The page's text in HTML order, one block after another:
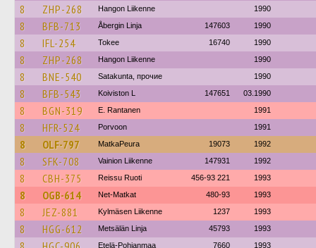
8 ZHP-268 Hangon Liikenne 1990
8 BFB-713 Åbergin Linja 147603 1990
8 IFL-254 Tokee 16740 1990
8 ZHP-268 Hangon Liikenne 1990
8 BNE-540 Satakunta, прочие 1990
8 BFB-543 Koiviston L 147651 03.1990
8 BGN-319 E. Rantanen 1991
8 HFR-524 Porvoon 1991
8 OLF-797 MatkaPeura 19073 1992
8 SFK-708 Vainion Liikenne 147931 1992
8 CBH-375 Reissu Ruoti 456-93 221 1993
8 OGB-614 Net-Matkat 480-93 1993
8 JEZ-881 Kylmäsen Liikenne 1237 1993
8 HGG-612 Metsälän Linja 45793 1993
Etelä-Pohjanmaa 7660 1993